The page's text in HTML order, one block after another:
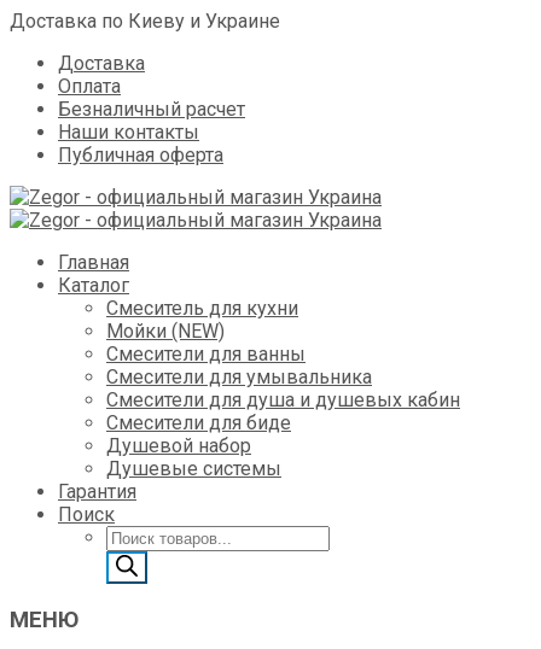
Доставка по Киеву и Украине
Доставка
Оплата
Безналичный расчет
Наши контакты
Публичная оферта
Skip
Главная
Каталог
Смеситель для кухни
Мойки (NEW)
Смесители для ванны
Смесители для умывальника
Смесители для душа и душевых кабин
Смесители для биде
Душевой набор
Душевые системы
Гарантия
Поиск
Поиск
товаров
МЕНЮ